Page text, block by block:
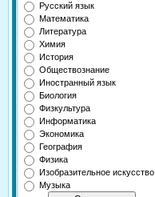
Русский язык
Математика
Литература
Химия
История
Обществознание
Иностранный язык
Биология
Физкультура
Информатика
Экономика
География
Физика
Изобразительное искусство
Музыка